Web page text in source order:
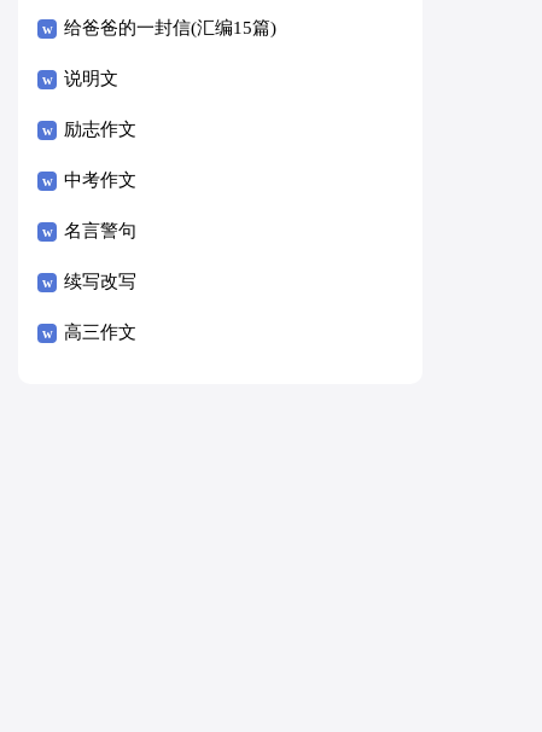
给爸爸的一封信(汇编15篇)
说明文
励志作文
中考作文
名言警句
续写改写
高三作文